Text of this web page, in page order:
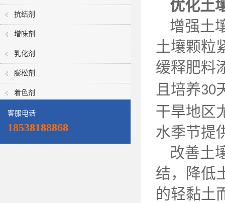
抗结剂
增味剂
乳化剂
膨松剂
着色剂
客服电话
18538188868
优化土
增强土
土壤颗粒
缓释肥料
且培养30
干旱地区
水季节提
改善土
结，降低
的轻黏土